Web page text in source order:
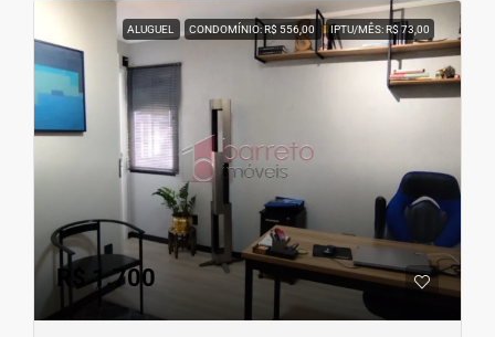
ALUGUEL CONDOMÍNIO: R$ 556,00 IPTU/MÊS: R$ 73,00
R$ 1.700